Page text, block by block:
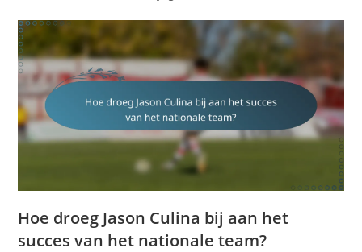
Hoe droeg Jason Culina bij aan het
succes van het nationale team?